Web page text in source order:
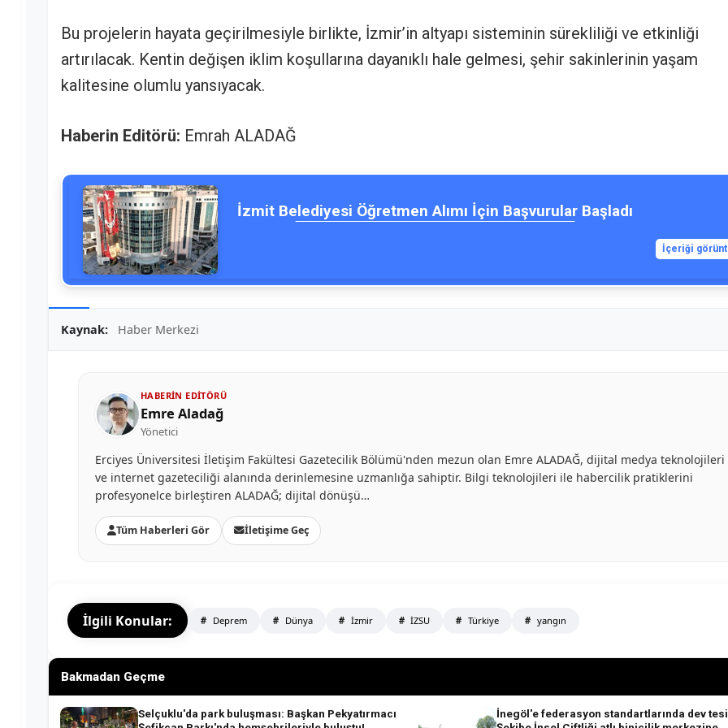
Bu projelerin hayata geçirilmesiyle birlikte, İzmir’in altyapı sisteminin sürekliliği ve etkinliği
artırılacak. Kentin değişen iklim koşullarına dayanıklı hale gelmesi, şehir sakinlerinin yaşam
kalitesine olumlu yansıyacak.
Haberin Editörü: Emrah ALADAĞ
İzmit Belediyesi Öğretmen Alımı İçin Başvurular Başladı
İçeriği
Kaynak: Haber Merkezi
HABERIN EDITÖRÜ
Emre Aladağ
Yönetici
Erciyes Üniversitesi İletişim Fakültesi Gazetecilik Bölümü'nden mezun olan Emre ALADAĞ, dijital medya teknolojileri
ve internet gazeteciliği alanında derinlemesine uzmanlığa sahiptir. Bilgi teknolojileri ile habercilik pratiklerini
profesyonelce birleştiren ALADAĞ; dijital dönüşü…
Tüm Haberleri Gör İletişime Geç
İlgili Konular: Deprem Dünya İzmir İZSU Türkiye yangın
Bakmadan Geçme
Selçuklu'da park buluşması: Başkan Pekyatırmacı
İnegöl'e federasyon standartlarında dev